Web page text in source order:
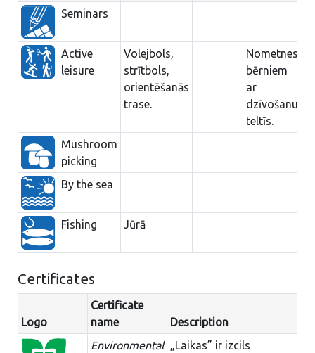
Seminars
Active
leisure
Volejbols,
strītbols,
orientēšanās
trase.
Nometnes
bērniem
ar
dzīvošanu
teltīs.
Mushroom
picking
By the sea
Fishing Jūrā
Certificates
Logo
Certificate
name
Description
Environmental „Laikas” ir izcils